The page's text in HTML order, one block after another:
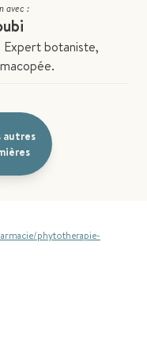
avec :
Expert botaniste,
autres
phytotherapie-